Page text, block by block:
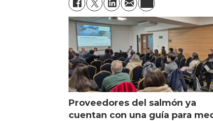
Proveedores del salmón ya
cuentan con una guía para